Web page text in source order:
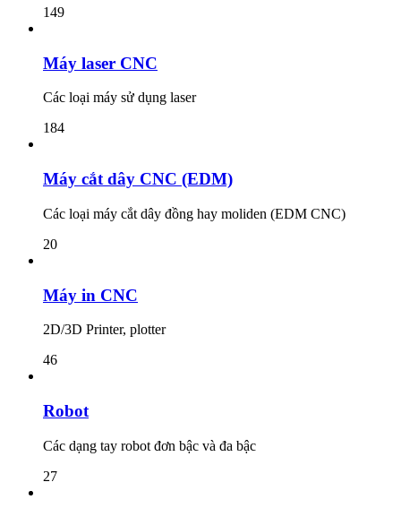
149
Máy laser CNC
Các loại máy sử dụng laser
184
Máy cắt dây CNC (EDM)
Các loại máy cắt dây đồng hay moliden (EDM CNC)
20
Máy in CNC
2D/3D Printer, plotter
46
Robot
Các dạng tay robot đơn bậc và đa bậc
27